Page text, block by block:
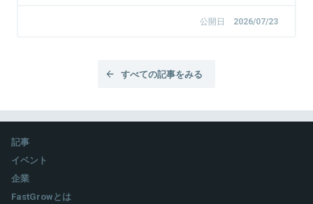
公開日 2026/07/23
すべての記事をみる
記事
イベント
企業
FastGrowとは